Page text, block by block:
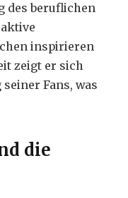
des beruflichen
inspirieren
zeigt er sich
Fans, was
die